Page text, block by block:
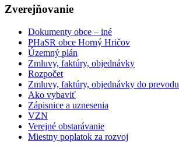
Zverejňovanie
Dokumenty obce – iné
PHaSR obce Horný Hričov
Územný plán
Zmluvy, faktúry, objednávky
Rozpočet
Zmluvy, faktúry, objednávky do prevodu
Ako vybaviť
Zápisnice a uznesenia
VZN
Verejné obstarávanie
Miestny poplatok za rozvoj